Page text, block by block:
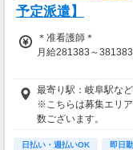
予定派遣】
＊准看護師＊
月給281383～
＊正看護師＊
月給296192～396192
最寄り駅：岐阜駅など
※こちらは募集エリ
数ございます。
日払い・週払いOK 即日